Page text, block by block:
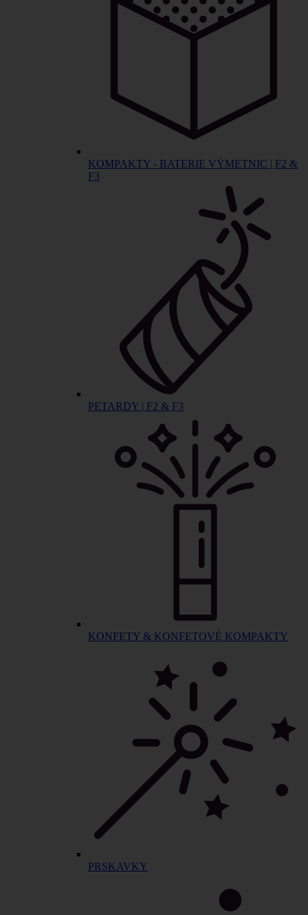
KOMPAKTY - BATERIE VÝMETNIC | F2 &
F3
PETARDY | F2 & F3
KONFETY & KONFETOVÉ KOMPAKTY
PRSKAVKY